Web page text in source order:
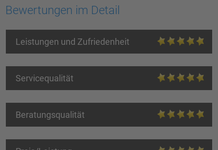
Bewertungen im Detail
Leistungen und Zufriedenheit
Servicequalität
Beratungsqualität